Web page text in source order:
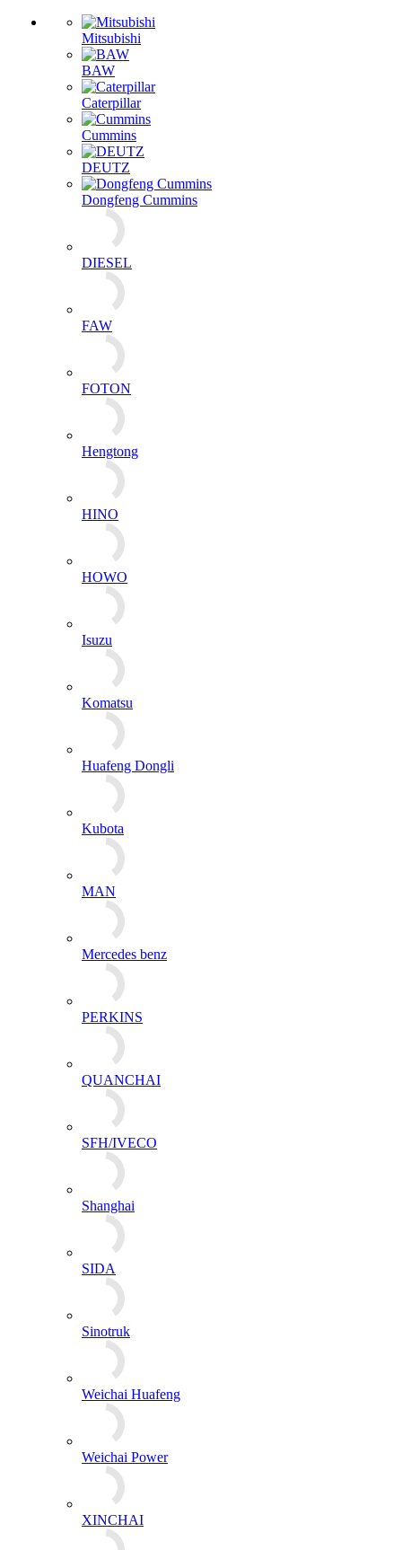
Mitsubishi
BAW
Caterpillar
Cummins
DEUTZ
Dongfeng Cummins
DIESEL
FOTON
Hengtong
HINO
HOWO
Isuzu
Komatsu
Huafeng Dongli
Kubota
MAN
Mercedes benz
PERKINS
QUANCHAI
SFH/IVECO
Shanghai
SIDA
Sinotruk
Weichai Huafeng
Weichai Power
XINCHAI
VOLVO
Yanmar
YUCHAI